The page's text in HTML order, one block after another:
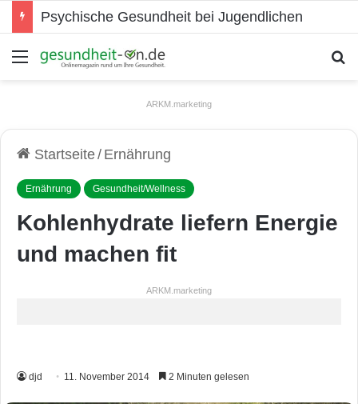
Psychische Gesundheit bei Jugendlichen
Menü
ARKM.marketing
Startseite/ Ernährung
Ernährung Gesundheit/Wellness
Kohlenhydrate liefern Energie
und machen fit
ARKM.marketing
djd 11. November 2014 2 Minuten gelesen